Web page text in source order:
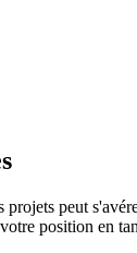
peut
position en